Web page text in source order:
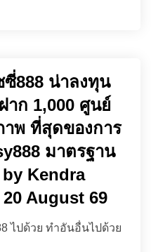
888 น่าลงทุน
ก 1,000 ศูนย์
พ ที่สุดของการ
มาตรฐาน
Kendra
August 69
ไปด้วย ทำอันอื่นไปด้วย